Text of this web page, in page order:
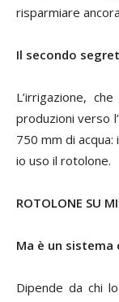
risparmiare
Il secondo
L’irrigazione,
produzioni verso
750 mm di
io uso il rotolone.
ROTOLONE SU
Ma è un sistema
Dipende da chi